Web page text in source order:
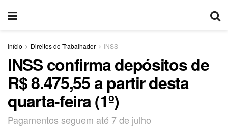
Início Direitos do Trabalhador INSS
INSS confirma depósitos de
R$ 8.475,55 a partir desta
quarta-feira (1º)
Pagamentos seguem até 7 de julho